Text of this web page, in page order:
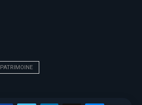
PATRIMOINE